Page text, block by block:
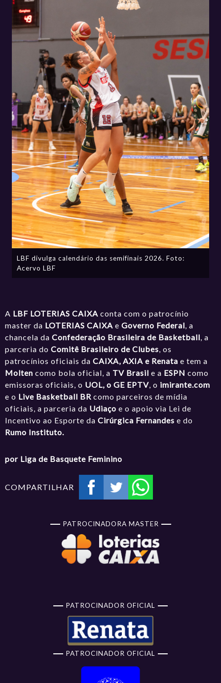
LBF divulga calendário das semifinais 2026. Foto:
Acervo LBF
A LBF LOTERIAS CAIXAconta com o patrocínio
master da LOTERIAS CAIXA eGoverno Federal, a
chancela daConfederação Brasileira de Basketball, a
parceria do Comitê Brasileiro de Clubes, os
patrocínios oficiais daCAIXA, AXIA e Renata e tem a
Molten como bola oficial, a TV Brasil e a ESPNcomo
emissoras oficiais, o UOL, o GE EPTV, o imirante.com
e o Live Basketball BR como parceiros de mídia
oficiais, a parceria da Udiaço e o apoio via Lei de
Incentivo ao Esporte daCirúrgica Fernandese do
Rumo Instituto.
por Liga de Basquete Feminino
COMPARTILHAR
PATROCINADORA MASTER
PATROCINADOR OFICIAL
PATROCINADOR OFICIAL